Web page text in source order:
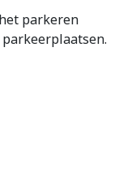
parkeren